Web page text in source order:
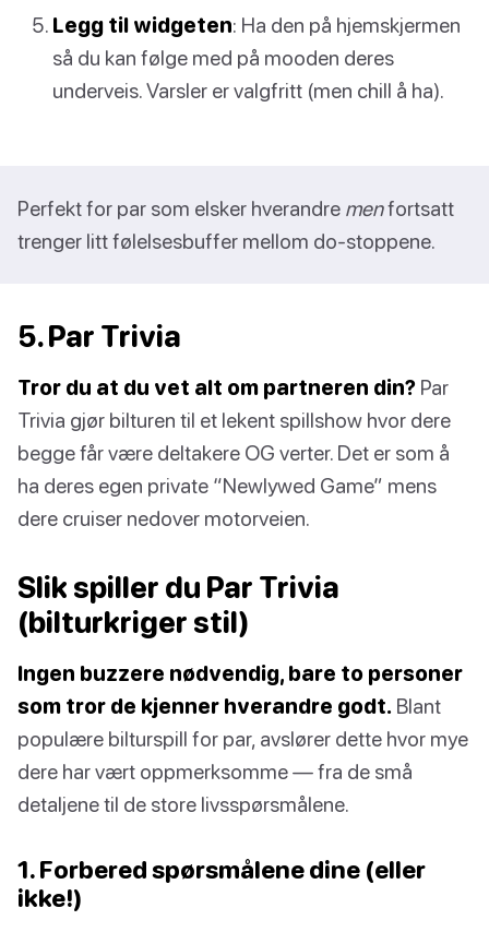
Legg til widgeten: Ha den på hjemskjermen
så du kan følge med på mooden deres
underveis. Varsler er valgfritt (men chill å ha).
Perfekt for par som elsker hverandre menfortsatt
trenger litt følelsesbuffer mellom do-stoppene.
5. Par Trivia
Tror du at du vet alt om partneren din? Par
Trivia gjør bilturen til et lekent spillshow hvor dere
begge får være deltakere OG verter. Det er som å
ha deres egen private “Newlywed Game” mens
dere cruiser nedover motorveien.
Slik spiller du Par Trivia
(bilturkriger stil)
Ingen buzzere nødvendig, bare to personer
som tror de kjenner hverandre godt. Blant
populære bilturspill for par, avslører dette hvor mye
dere har vært oppmerksomme — fra de små
detaljene til de store livsspørsmålene.
1. Forbered spørsmålene dine (eller
ikke!)